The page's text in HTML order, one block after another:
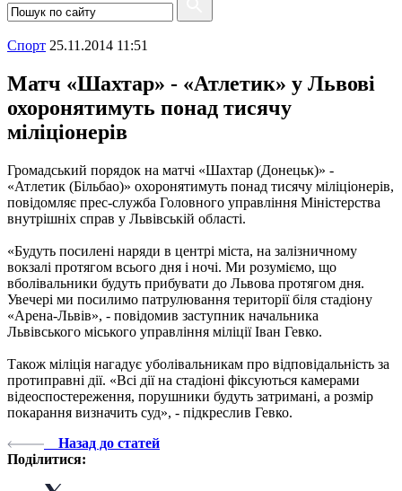
Спорт 25.11.2014 11:51
Матч «Шахтар» - «Атлетик» у Львові
охоронятимуть понад тисячу
міліціонерів
Громадський порядок на матчі «Шахтар (Донецьк)» -
«Атлетик (Більбао)» охоронятимуть понад тисячу міліціонерів,
повідомляє прес-служба Головного управління Міністерства
внутрішніх справ у Львівській області.
«Будуть посилені наряди в центрі міста, на залізничному
вокзалі протягом всього дня і ночі. Ми розуміємо, що
вболівальники будуть прибувати до Львова протягом дня.
Увечері ми посилимо патрулювання території біля стадіону
«Арена-Львів», - повідомив заступник начальника
Львівського міського управління міліції Іван Гевко.
Також міліція нагадує уболівальникам про відповідальність за
протиправні дії. «Всі дії на стадіоні фіксуються камерами
відеоспостереження, порушники будуть затримані, а розмір
покарання визначить суд», - підкреслив Гевко.
Назад до статей
Поділитися: